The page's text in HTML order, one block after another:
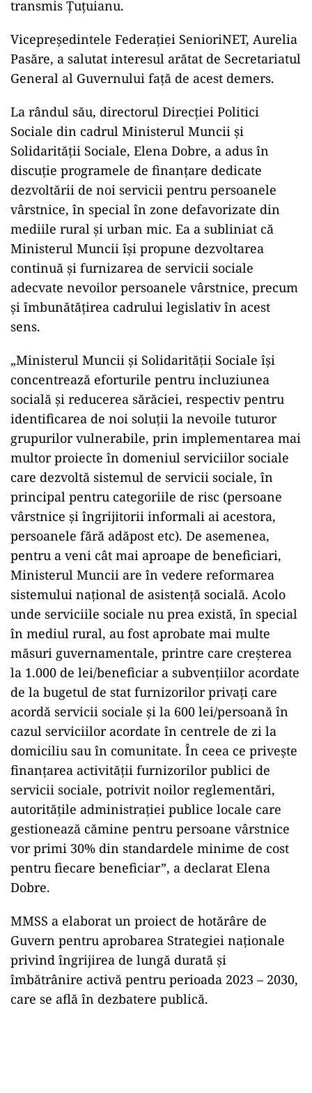
transmis Ţuţuianu.
Vicepreşedintele Federaţiei SenioriNET, Aurelia
Pasăre, a salutat interesul arătat de Secretariatul
General al Guvernului faţă de acest demers.
La rândul său, directorul Direcţiei Politici
Sociale din cadrul Ministerul Muncii şi
Solidarităţii Sociale, Elena Dobre, a adus în
discuţie programele de finanţare dedicate
dezvoltării de noi servicii pentru persoanele
vârstnice, în special în zone defavorizate din
mediile rural şi urban mic. Ea a subliniat că
Ministerul Muncii îşi propune dezvoltarea
continuă şi furnizarea de servicii sociale
adecvate nevoilor persoanele vârstnice, precum
şi îmbunătăţirea cadrului legislativ în acest
sens.
„Ministerul Muncii şi Solidarităţii Sociale îşi
concentrează eforturile pentru incluziunea
socială şi reducerea sărăciei, respectiv pentru
identificarea de noi soluţii la nevoile tuturor
grupurilor vulnerabile, prin implementarea mai
multor proiecte în domeniul serviciilor sociale
care dezvoltă sistemul de servicii sociale, în
principal pentru categoriile de risc (persoane
vârstnice şi îngrijitorii informali ai acestora,
persoanele fără adăpost etc). De asemenea,
pentru a veni cât mai aproape de beneficiari,
Ministerul Muncii are în vedere reformarea
sistemului naţional de asistenţă socială. Acolo
unde serviciile sociale nu prea există, în special
în mediul rural, au fost aprobate mai multe
măsuri guvernamentale, printre care creşterea
la 1.000 de lei/beneficiar a subvenţiilor acordate
de la bugetul de stat furnizorilor privaţi care
acordă servicii sociale şi la 600 lei/persoană în
cazul serviciilor acordate în centrele de zi la
domiciliu sau în comunitate. În ceea ce priveşte
finanţarea activităţii furnizorilor publici de
servicii sociale, potrivit noilor reglementări,
autorităţile administraţiei publice locale care
gestionează cămine pentru persoane vârstnice
vor primi 30% din standardele minime de cost
pentru fiecare beneficiar”, a declarat Elena
Dobre.
MMSS a elaborat un proiect de hotărâre de
Guvern pentru aprobarea Strategiei naţionale
privind îngrijirea de lungă durată şi
îmbătrânire activă pentru perioada 2023 – 2030,
care se află în dezbatere publică.